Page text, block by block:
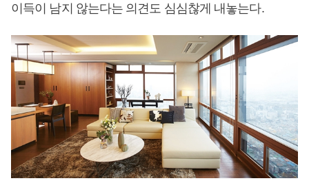
이득이 남지 않는다는 의견도 심심찮게 내놓는다.